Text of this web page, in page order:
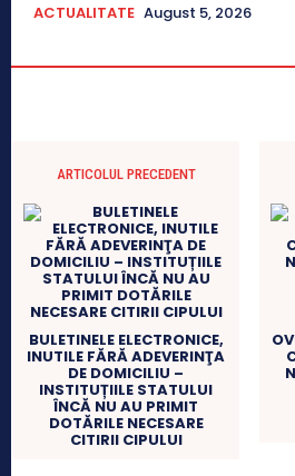
ACTUALITATE August 5, 2026
ARTICOLUL PRECEDENT
BULETINELE ELECTRONICE,
INUTILE FĂRĂ ADEVERINŢA
DE DOMICILIU –
INSTITUȚIILE STATULUI
ÎNCĂ NU AU PRIMIT
DOTĂRILE NECESARE
CITIRII CIPULUI